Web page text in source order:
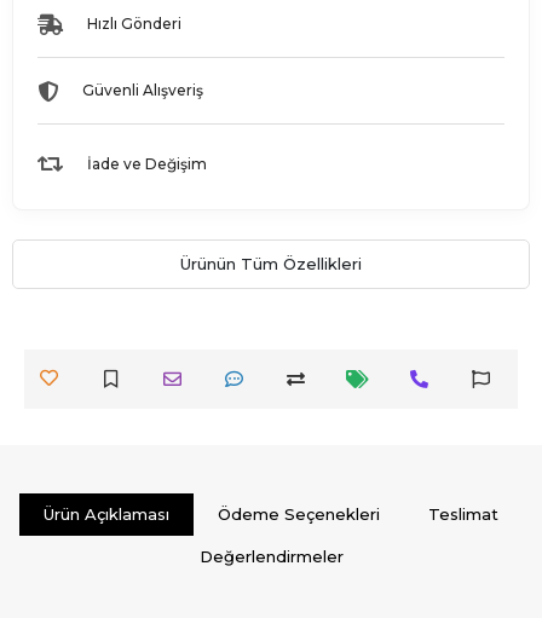
Hızlı Gönderi
Güvenli Alışveriş
İade ve Değişim
Ürünün Tüm Özellikleri
Ürün Açıklaması Ödeme Seçenekleri Teslimat
Değerlendirmeler